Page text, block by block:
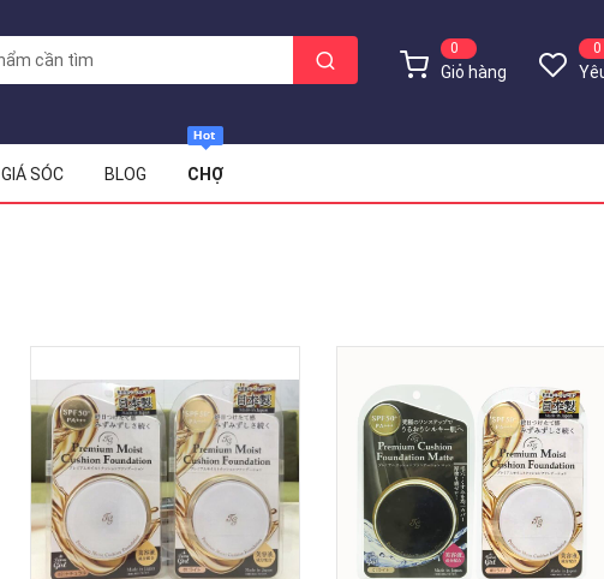
Giỏ hàng
0 0
GIÁ SÓC BLOG CHỢ